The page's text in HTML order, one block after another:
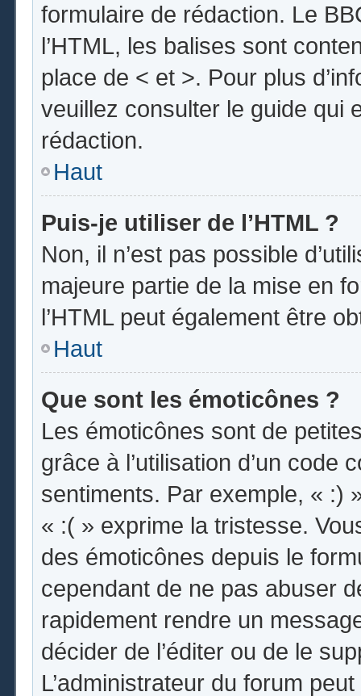
formulaire de rédaction. Le
l’HTML, les balises sont
place de < et >. Pour plus
veuillez consulter le guide qui
rédaction.
Haut
Puis-je utiliser de l’HTML ?
Non, il n’est pas possible
majeure partie de la mise en
l’HTML peut également être
Haut
Que sont les émoticônes ?
Les émoticônes sont de
grâce à l’utilisation d’un code
sentiments. Par exemple, « :)
« :( » exprime la tristesse.
des émoticônes depuis le
cependant de ne pas abuser
rapidement rendre un
décider de l’éditer ou de le
L’administrateur du forum